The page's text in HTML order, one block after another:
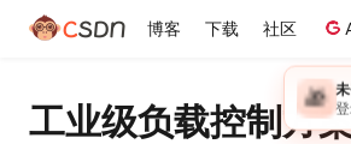
博客 下载 社区
🎁
工业级负载控制方